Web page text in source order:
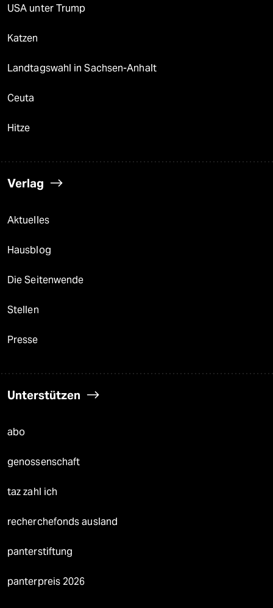
USA unter Trump
Katzen
Landtagswahl in Sachsen-Anhalt
Ceuta
Hitze
Verlag
Aktuelles
Hausblog
Die Seitenwende
Stellen
Presse
Unterstützen
abo
genossenschaft
taz zahl ich
recherchefonds ausland
panterstiftung
panterpreis 2026